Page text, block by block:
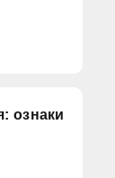
ознаки